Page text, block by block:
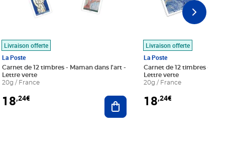
au panier
Livraison offerte
La Poste
Carnet de 12 timbres - Maman dans l'art -
Lettre verte
20g / France
18,24€ Ajouter au panier
Livraison offerte
La Poste
Carnet de 12 timbres - Le
Lettre verte
20g / France
18,24€